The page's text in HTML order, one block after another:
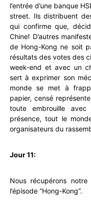
l’entrée d’une banque
street. Ils distribuent
qui confirme que,
Chine! D’autres
de Hong-Kong ne soit
résultats des votes des
week-end et avec un
sert à exprimer son
monde se met à
papier, censé
toute embrouille
présence, tout le
organisateurs du
Jour 11:
Nous récupérons
l’épisode “Hong-Kong”.